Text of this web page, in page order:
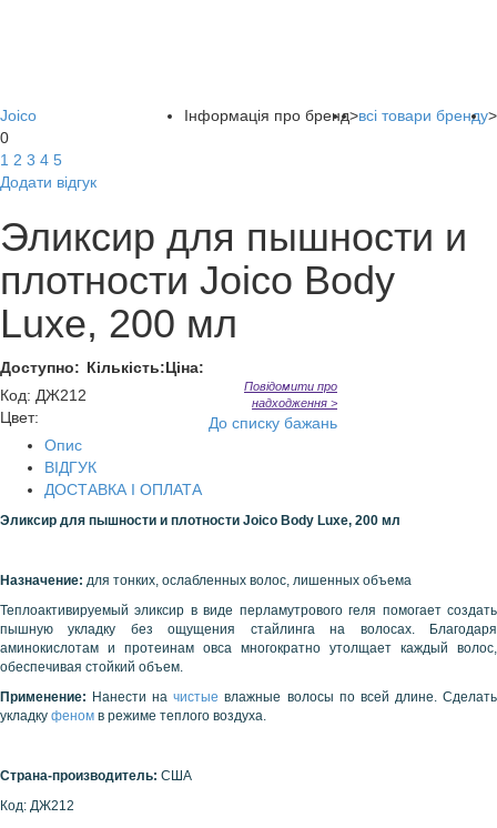
Інформація про бренд>всі товари бренду>
Joico
0
1 2 3 4 5
Додати відгук
Эликсир для пышности и
плотности Joico Body
Luxe, 200 мл
Доступно: Кількість:Ціна:
Код: ДЖ212
Цвет:
Повідомити про
надходження >
До списку бажань
Опис
ВІДГУК
ДОСТАВКА І ОПЛАТА
Эликсир для пышности и плотности Joico Body Luxe, 200 мл
Назначение: для тонких, ослабленных волос, лишенных объема
Теплоактивируемый эликсир в виде перламутрового геля помогает создать
пышную укладку без ощущения стайлинга на волосах. Благодаря
аминокислотам и протеинам овса многократно утолщает каждый волос,
обеспечивая стойкий объем.
Применение: Нанести начистые влажные волосы по всей длине. Сделать
укладку феном в режиме теплого воздуха.
Страна-производитель: США
Код: ДЖ212